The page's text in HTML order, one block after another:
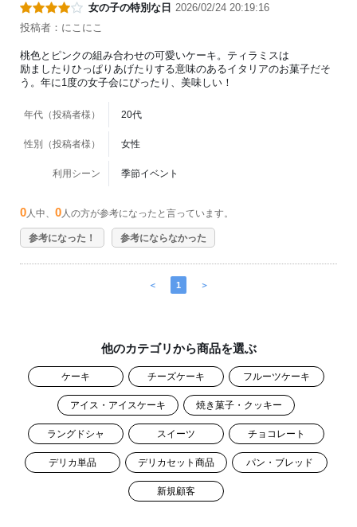
女の子の特別な日 2026/02/24 20:19:16
投稿者：にこにこ
桃色とピンクの組み合わせの可愛いケーキ。ティラミスは
励ましたりひっぱりあげたりする意味のあるイタリアのお菓子だそ
う。年に1度の女子会にぴったり、美味しい！
年代（投稿者様） 20代
性別（投稿者様） 女性
利用シーン 季節イベント
0 人中、 0 人の方が参考になったと言っています。
参考になった！ 参考にならなかった
＜ 1 ＞
他のカテゴリから商品を選ぶ
ケーキ チーズケーキ フルーツケーキ
アイス・アイスケーキ 焼き菓子・クッキー
ラングドシャ スイーツ チョコレート
デリカ単品 デリカセット商品 パン・ブレッド
新規顧客